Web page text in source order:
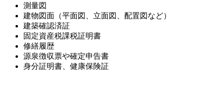
測量図
建物図面（平面図、立面図、配置図など）
建築確認済証
固定資産税課税証明書
修繕履歴
源泉徴収票や確定申告書
身分証明書、健康保険証